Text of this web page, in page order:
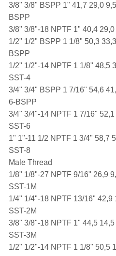
3/8" 3/8" BSPP 1" 41,7 29,0
BSPP
3/8" 3/8"-18 NPTF 1" 40,4
1/2" 1/2" BSPP 1 1/8" 50,3
BSPP
1/2" 1/2"-14 NPTF 1 1/8" 48,5
SST-4
3/4" 3/4" BSPP 1 7/16" 54,6
6-BSPP
3/4" 3/4"-14 NPTF 1 7/16"
SST-6
1" 1"-11 1/2 NPTF 1 3/4" 58,7
SST-8
Male Thread
1/8" 1/8"-27 NPTF 9/16" 26,9
SST-1M
1/4" 1/4"-18 NPTF 13/16" 42,9
SST-2M
3/8" 3/8"-18 NPTF 1" 44,5
SST-3M
1/2" 1/2"-14 NPTF 1 1/8" 50,5